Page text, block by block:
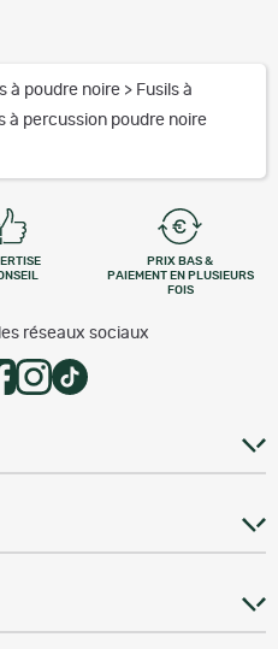
à poudre noire > Fusils à
à percussion poudre noire
PRIX BAS &
PAIEMENT EN PLUSIEURS
FOIS
réseaux sociaux